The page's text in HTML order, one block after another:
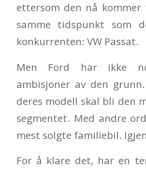
ettersom den nå
samme tidspunkt som
konkurrenten: VW Passat.
Men Ford har ikke
ambisjoner av den
deres modell skal bli den
segmentet. Med andre
mest solgte familiebil.
For å klare det, har en